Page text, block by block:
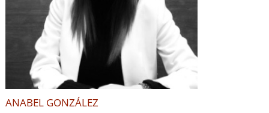
ANABEL GONZÁLEZ